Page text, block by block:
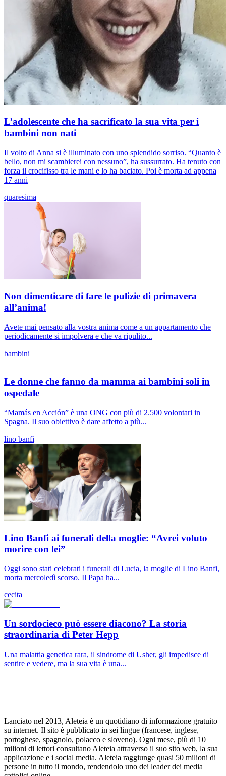
L’adolescente che ha sacrificato la sua vita per i
bambini non nati
Il volto di Anna si è illuminato con uno splendido sorriso. “Quanto è
bello, non mi scambierei con nessuno”, ha sussurrato. Ha tenuto con
forza il crocifisso tra le mani e lo ha baciato. Poi è morta ad appena
17 anni
quaresima
Non dimenticare di fare le pulizie di primavera
all’anima!
Avete mai pensato alla vostra anima come a un appartamento che
periodicamente si impolvera e che va ripulito...
bambini
Le donne che fanno da mamma ai bambini soli in
ospedale
“Mamás en Acción” è una ONG con più di 2.500 volontari in
Spagna. Il suo obiettivo è dare affetto a più...
lino banfi
Lino Banfi ai funerali della moglie: “Avrei voluto
morire con lei”
Oggi sono stati celebrati i funerali di Lucia, la moglie di Lino Banfi,
morta mercoledì scorso. Il Papa ha...
cecita
Un sordocieco può essere diacono? La storia
straordinaria di Peter Hepp
Una malattia genetica rara, il sindrome di Usher, gli impedisce di
sentire e vedere, ma la sua vita è una...
Lanciato nel 2013, Aleteia è un quotidiano di informazione gratuito
su internet. Il sito è pubblicato in sei lingue (francese, inglese,
portoghese, spagnolo, polacco e sloveno). Ogni mese, più di 10
milioni di lettori consultano Aleteia attraverso il suo sito web, la sua
applicazione e i social media. Aleteia raggiunge quasi 50 milioni di
persone in tutto il mondo, rendendolo uno dei leader dei media